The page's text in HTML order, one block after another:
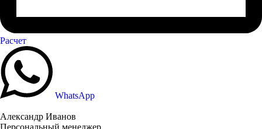
Расчет
WhatsApp
Александр Иванов
Персональный менеджер